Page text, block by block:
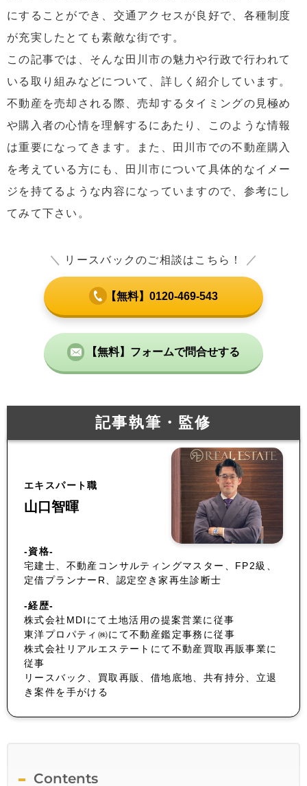
にすることができ、交通アクセスが良好で、各種制度
が充実したとても素敵な街です。
この記事では、そんな田川市の魅力や行政で行われて
いる取り組みなどについて、詳しく紹介しています。
不動産を売却される際、売却するタイミングの見極め
や購入者の心情を理解するにあたり、このような情報
は重要になってきます。また、田川市での不動産購入
を考えている方にも、田川市について具体的なイメー
ジを持てるような内容になっていますので、参考にし
てみて下さい。
＼ リースバックのご相談はこちら！ ／
【無料】0120-469-543
【無料】フォームで問合せする
記事執筆・監修
エキスパート職
山口智暉
-資格-
宅建士、不動産コンサルティングマスター、FP2級、
定借プランナーR、認定空き家再生診断士
-経歴-
株式会社MDIにて土地活用の提案営業に従事
東洋プロパティ㈱にて不動産鑑定事務に従事
株式会社リアルエステートにて不動産買取再販事業に
従事
リースバック、買取再販、借地底地、共有持分、立退
き案件を手がける
Contents